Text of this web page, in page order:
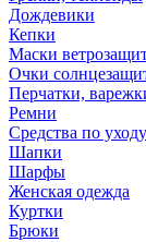
Дождевики
Кепки
Маски
Очки
Перчатки,
Ремни
Средства по
Шапки
Шарфы
Женская одежда
Куртки
Брюки